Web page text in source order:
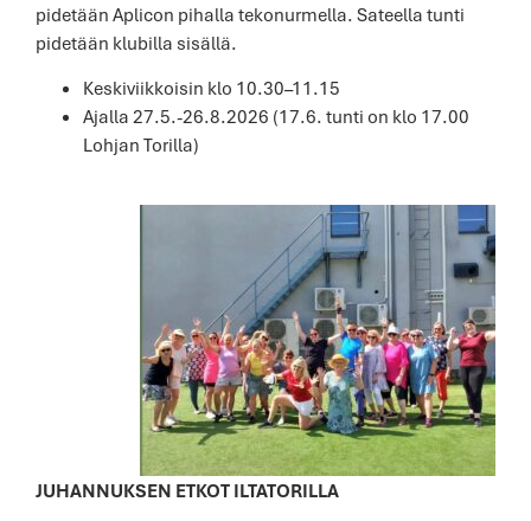
pidetään Aplicon pihalla tekonurmella. Sateella tunti
pidetään klubilla sisällä.
Keskiviikkoisin klo 10.30–11.15
Ajalla 27.5.-26.8.2026 (17.6. tunti on klo 17.00
Lohjan Torilla)
JUHANNUKSEN ETKOT ILTATORILLA